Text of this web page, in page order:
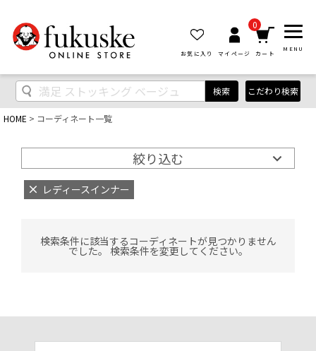
お気に入り マイページ
0
カート
MENU
検索 こだわり検索
HOME コーディネート一覧
絞り込む
レディースインナー
検索条件に該当するコーディネートが見つかりません
でした。 検索条件を変更してください。